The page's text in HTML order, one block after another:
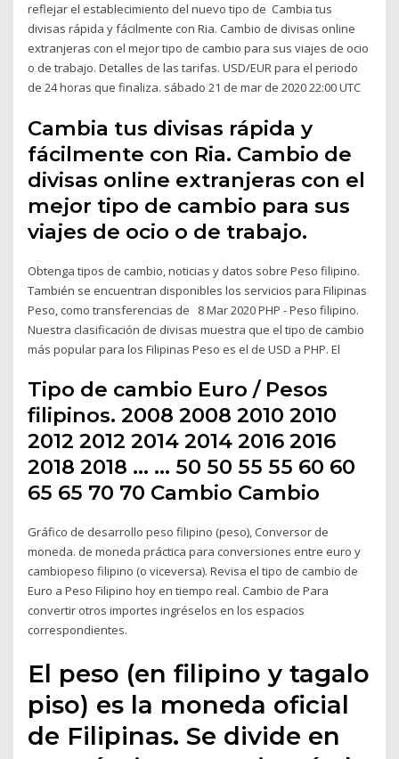
reflejar el establecimiento del nuevo tipo de Cambia tus
divisas rápida y fácilmente con Ria. Cambio de divisas online
extranjeras con el mejor tipo de cambio para sus viajes de ocio
o de trabajo. Detalles de las tarifas. USD/EUR para el periodo
de 24 horas que finaliza. sábado 21 de mar de 2020 22:00 UTC
Cambia tus divisas rápida y
fácilmente con Ria. Cambio de
divisas online extranjeras con el
mejor tipo de cambio para sus
viajes de ocio o de trabajo.
Obtenga tipos de cambio, noticias y datos sobre Peso filipino.
También se encuentran disponibles los servicios para Filipinas
Peso, como transferencias de 8 Mar 2020 PHP - Peso filipino.
Nuestra clasificación de divisas muestra que el tipo de cambio
más popular para los Filipinas Peso es el de USD a PHP. El
Tipo de cambio Euro / Pesos
filipinos. 2008 2008 2010 2010
2012 2012 2014 2014 2016 2016
2018 2018 … … 50 50 55 55 60 60
65 65 70 70 Cambio Cambio
Gráfico de desarrollo peso filipino (peso), Conversor de
moneda. de moneda práctica para conversiones entre euro y
cambiopeso filipino (o viceversa). Revisa el tipo de cambio de
Euro a Peso Filipino hoy en tiempo real. Cambio de Para
convertir otros importes ingréselos en los espacios
correspondientes.
El peso (en filipino y tagalo
piso) es la moneda oficial
de Filipinas. Se divide en